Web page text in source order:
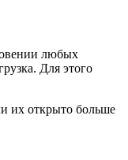
любых
Для этого
их открыто больше